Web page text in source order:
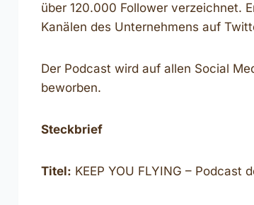
über 120.000 Follower verzeichnet.
Kanälen des Unternehmens auf
Der Podcast wird auf allen Social
beworben.
Steckbrief
Titel: KEEP YOU FLYING – Podcast